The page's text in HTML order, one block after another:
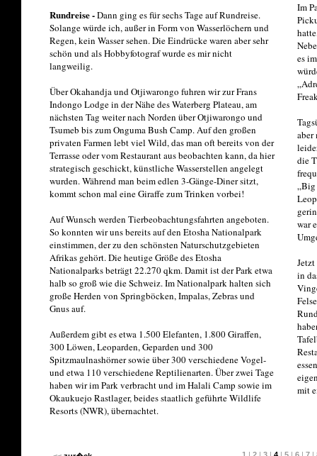
Rundreise -Dann ging es für sechs Tage auf Rundreise.
Solange würde ich, außer in Form von Wasserlöchern und
Regen, kein Wasser sehen. Die Eindrücke waren aber sehr
schön und als Hobbyfotograf wurde es mir nicht
langweilig.
Über Okahandja und Otjiwarongo fuhren wir zur Frans
Indongo Lodge in der Nähe des Waterberg Plateau, am
nächsten Tag weiter nach Norden über Otjiwarongo und
Tsumeb bis zum Onguma Bush Camp. Auf den großen
privaten Farmen lebt viel Wild, das man oft bereits von der
Terrasse oder vom Restaurant aus beobachten kann, da hier
strategisch geschickt, künstliche Wasserstellen angelegt
wurden. Während man beim edlen 3-Gänge-Diner sitzt,
kommt schon mal eine Giraffe zum Trinken vorbei!
Auf Wunsch werden Tierbeobachtungsfahrten angeboten.
So konnten wir uns bereits auf den Etosha Nationalpark
einstimmen, der zu den schönsten Naturschutzgebieten
Afrikas gehört. Die heutige Größe des Etosha
Nationalparks beträgt 22.270 qkm. Damit ist der Park etwa
halb so groß wie die Schweiz. Im Nationalpark halten sich
große Herden von Springböcken, Impalas, Zebras und
Gnus auf.
Außerdem gibt es etwa 1.500 Elefanten, 1.800 Giraffen,
300 Löwen, Leoparden, Geparden und 300
Spitzmaulnashörner sowie über 300 verschiedene Vogel-
und etwa 110 verschiedene Reptilienarten. Über zwei Tage
haben wir im Park verbracht und im Halali Camp sowie im
Okaukuejo Rastlager, beides staatlich geführte Wildlife
Resorts (NWR), übernachtet.
Im
es
aber
die
„Big
war
in
mit